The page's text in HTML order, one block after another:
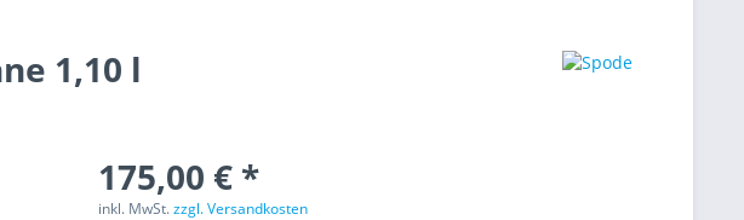
1,10 l
175,00 € *
inkl. MwSt.zzgl. Versandkosten